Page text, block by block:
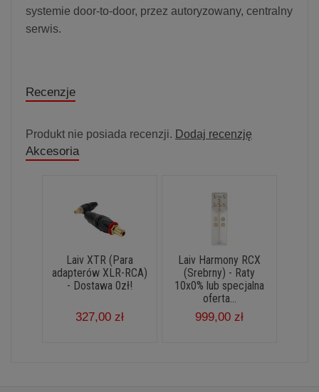
systemie door-to-door, przez autoryzowany, centralny
serwis.
Recenzje
Produkt nie posiada recenzji. Dodaj recenzję
Akcesoria
Laiv XTR (Para
adapterów XLR-RCA)
- Dostawa 0zł!
327,00 zł
Laiv Harmony RCX
(Srebrny) - Raty
10x0% lub specjalna
oferta...
999,00 zł